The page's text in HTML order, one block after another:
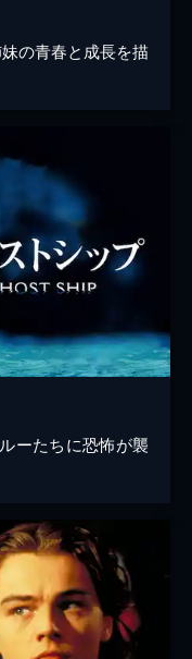
の青春と成長を描
ーたちに恐怖が襲